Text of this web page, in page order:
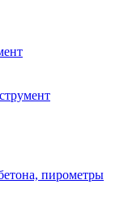
пирометры